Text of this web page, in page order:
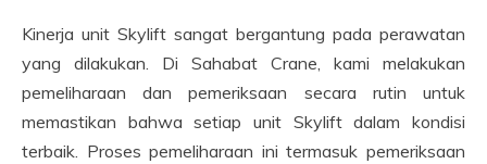
Kinerja unit Skylift sangat bergantung pada perawatan
yang dilakukan. Di Sahabat Crane, kami melakukan
pemeliharaan dan pemeriksaan secara rutin untuk
memastikan bahwa setiap unit Skylift dalam kondisi
terbaik. Proses pemeliharaan ini termasuk pemeriksaan